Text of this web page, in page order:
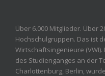
Über 6.000 Mitglieder. Über
Hochschulgruppen. Das ist
Wirtschaftsingenieure
des Studienganges an der
Charlottenburg, Berlin,